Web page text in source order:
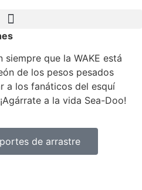
que la WAKE está
de los pesos pesados
a los fanáticos del esquí
a la vida Sea-Doo!
de arrastre